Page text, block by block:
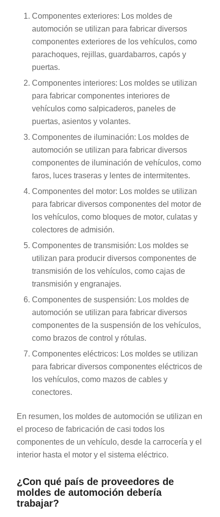
Componentes exteriores: Los moldes de
automoción se utilizan para fabricar diversos
componentes exteriores de los vehículos, como
parachoques, rejillas, guardabarros, capós y
puertas.
Componentes interiores: Los moldes se utilizan
para fabricar componentes interiores de
vehículos como salpicaderos, paneles de
puertas, asientos y volantes.
Componentes de iluminación: Los moldes de
automoción se utilizan para fabricar diversos
componentes de iluminación de vehículos, como
faros, luces traseras y lentes de intermitentes.
Componentes del motor: Los moldes se utilizan
para fabricar diversos componentes del motor de
los vehículos, como bloques de motor, culatas y
colectores de admisión.
Componentes de transmisión: Los moldes se
utilizan para producir diversos componentes de
transmisión de los vehículos, como cajas de
transmisión y engranajes.
Componentes de suspensión: Los moldes de
automoción se utilizan para fabricar diversos
componentes de la suspensión de los vehículos,
como brazos de control y rótulas.
Componentes eléctricos: Los moldes se utilizan
para fabricar diversos componentes eléctricos de
los vehículos, como mazos de cables y
conectores.
En resumen, los moldes de automoción se utilizan en
el proceso de fabricación de casi todos los
componentes de un vehículo, desde la carrocería y el
interior hasta el motor y el sistema eléctrico.
¿Con qué país de proveedores de
moldes de automoción debería
trabajar?